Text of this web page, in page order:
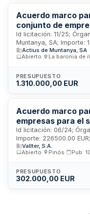
y electricidad a través
competitivo.
Acuerdo marco
conjunto de
materiales para la
mantenimiento de
Bohí Taüll,
Id licitación: 11/25;
Muntanya, SA; Importe:
Previo
Actius de Muntanya, SA
Abierto
La baronia de
PRESUPUESTO
1.310.000,00 EUR
Acuerdo marco
empresas para el
la explotación y
de montaña de
Id licitación: 06/24;
Importe: 226500.00
Vallter, S.A.
Abierto
Pinós Pub.
PRESUPUESTO
302.000,00 EUR